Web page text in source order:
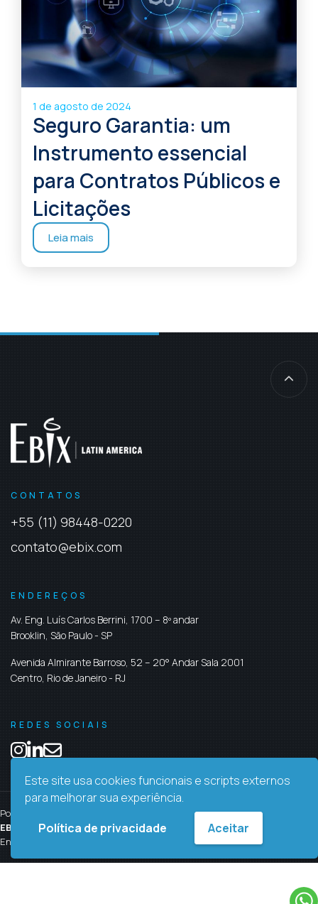
Este site usa cookies funcionais e scripts externos
para melhorar sua experiência.
Política de privacidade
Aceitar
1 de agosto de 2024
Seguro Garantia: um
Instrumento essencial
para Contratos Públicos e
Licitações
Leia mais
CONTATOS
+55 (11) 98448-0220
contato@ebix.com
ENDEREÇOS
Av. Eng. Luís Carlos Berrini, 1700 – 8º andar
Brooklin, São Paulo- SP
Avenida Almirante Barroso, 52 – 20° Andar Sala 2001
Centro, Rio de Janeiro- RJ
REDES SOCIAIS
Politíca de Privacidade
EBIX LATIN AMERICA- Todos direitos reservados - Desenvolvido por
Engage Marketing